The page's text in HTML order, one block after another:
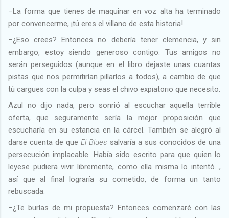
–La forma que tienes de maquinar en voz alta ha terminado
por convencerme, ¡tú eres el villano de esta historia!
–¿Eso crees? Entonces no debería tener clemencia, y sin
embargo, estoy siendo generoso contigo. Tus amigos no
serán perseguidos (aunque en el libro dejaste unas cuantas
pistas que nos permitirían pillarlos a todos), a cambio de que
tú cargues con la culpa y seas el chivo expiatorio que necesito.
Azul no dijo nada, pero sonrió al escuchar aquella terrible
oferta, que seguramente sería la mejor proposición que
escucharía en su estancia en la cárcel. También se alegró al
darse cuenta de queEl Blues salvaría a sus conocidos de una
persecución implacable. Había sido escrito para que quien lo
leyese pudiera vivir libremente, como ella misma lo intentó…,
así que al final lograría su cometido, de forma un tanto
rebuscada.
–¿Te burlas de mi propuesta? Entonces comenzaré con las